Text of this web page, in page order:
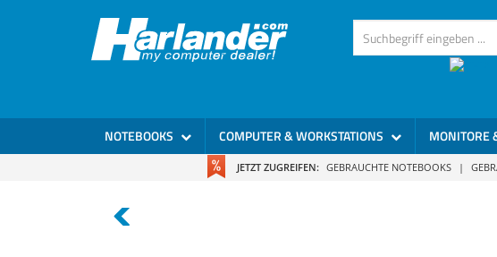
NOTEBOOKS COMPUTER & WORKSTATIONS MONITORE
JETZT ZUGREIFEN: GEBRAUCHTE NOTEBOOKS |